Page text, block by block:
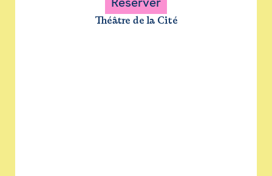
Théâtre de la Cité